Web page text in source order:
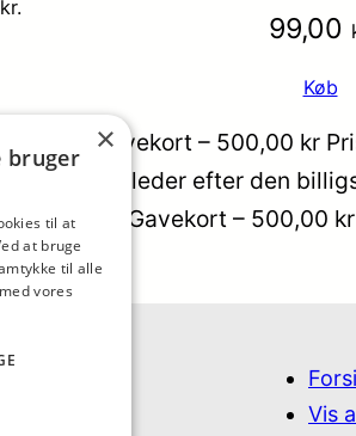
kr.
99,00
Køb
Gavekort – 500,00 kr
Mange leder efter den
Gavekort – 500,00
Vis
×
bruger
til at
at bruge
til alle
vores